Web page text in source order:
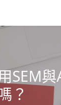
SEM
？